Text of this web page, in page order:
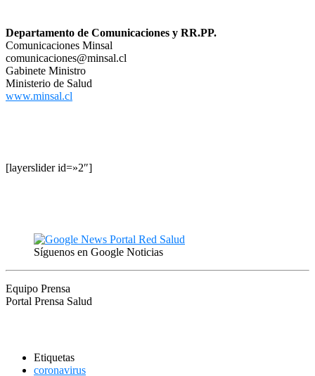
Departamento de Comunicaciones y RR.PP.
Comunicaciones Minsal
comunicaciones@minsal.cl
Gabinete Ministro
Ministerio de Salud
www.minsal.cl
[layerslider id=»2″]
Síguenos en Google Noticias
Equipo Prensa
Portal Prensa Salud
Etiquetas
coronavirus